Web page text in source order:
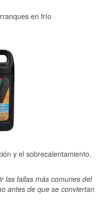
en frío
y el sobrecalentamiento.
las fallas más comunes del
antes de que se conviertan